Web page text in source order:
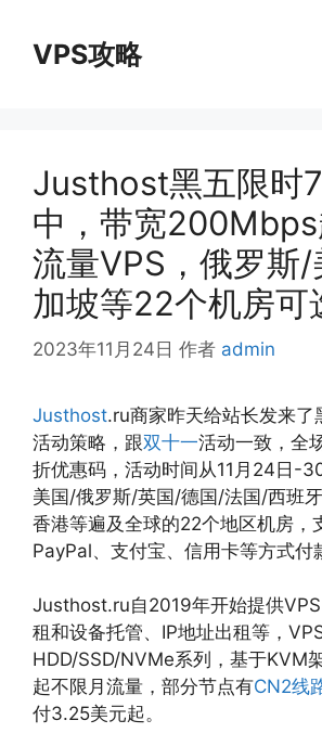
VPS攻略
Justhost黑五限时
中，带宽200Mbps
流量VPS，俄罗斯
加坡等22个机房可
2023年11月24日 作者 admin
Justhost.ru商家昨天给站长发来了
活动策略，跟双十一活动一致，全
折优惠码，活动时间从11月24日-
美国/俄罗斯/英国/德国/法国/西班
香港等遍及全球的22个地区机房，
PayPal、支付宝、信用卡等方式付
Justhost.ru自2019年开始提供VPS
租和设备托管、IP地址出租等，
HDD/SSD/NVMe系列，基于KVM
起不限月流量，部分节点有CN2线
付3.25美元起。